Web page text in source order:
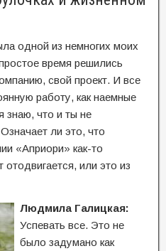
одной из немногих моих
время решились
свой проект. И все
работу, как наемные
знаю, что и ты не
ли это, что
«Априори» как-то
отодвигается, или это из
Людмила Галицкая:
Успевать все. Это не
было задумано как